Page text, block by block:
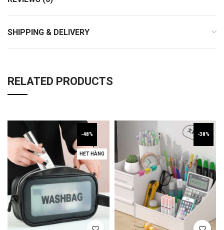
SHIPPING & DELIVERY
RELATED PRODUCTS
-48%
HẾT HÀNG
-38%